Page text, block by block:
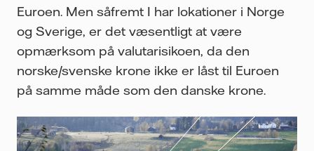
Euroen. Men såfremt I har lokationer i Norge
og Sverige, er det væsentligt at være
opmærksom på valutarisikoen, da den
norske/svenske krone ikke er låst til Euroen
på samme måde som den danske krone.